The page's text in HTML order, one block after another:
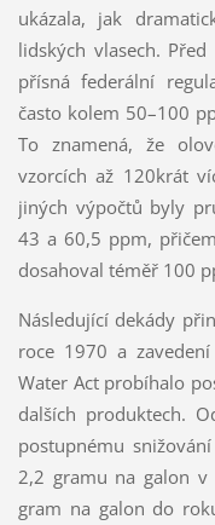
ukázala, jak
lidských vlasech.
přísná federální
často kolem 50–100
To znamená, že
vzorcích až 120krát
jiných výpočtů byly
43 a 60,5 ppm,
dosahoval téměř 100
Následující dekády
roce 1970 a
Water Act probíhalo
dalších produktech.
postupnému
2,2 gramu na galon
gram na galon do